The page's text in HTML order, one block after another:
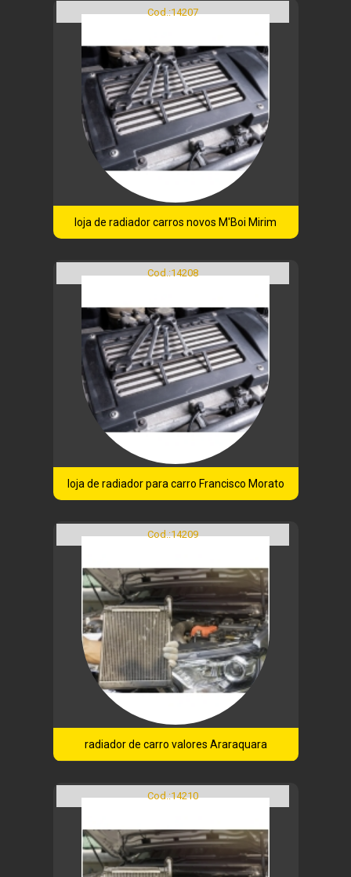
Cod.:14207
loja de radiador carros novos M'Boi Mirim
Cod.:14208
loja de radiador para carro Francisco Morato
Cod.:14209
radiador de carro valores Araraquara
Cod.:14210